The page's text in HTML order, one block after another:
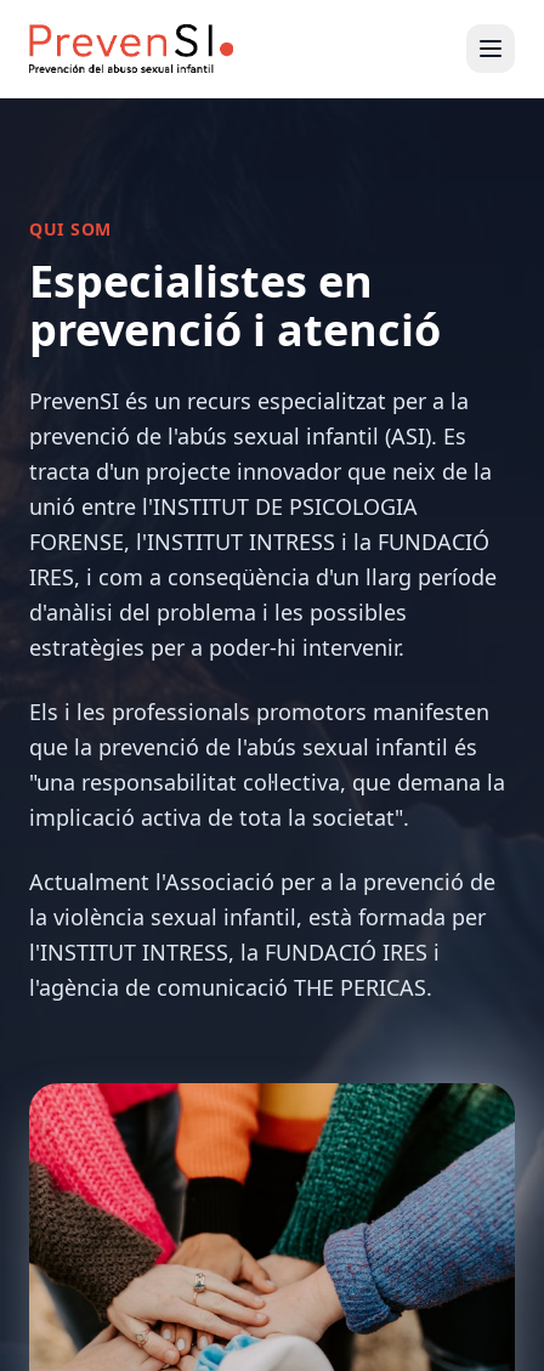
QUI SOM
Especialistes en
prevenció i atenció
PrevenSI és un recurs especialitzat per a la
prevenció de l'abús sexual infantil (ASI). Es
tracta d'un projecte innovador que neix de la
unió entre l'INSTITUT DE PSICOLOGIA
FORENSE, l'INSTITUT INTRESS i la FUNDACIÓ
IRES, i com a conseqüència d'un llarg període
d'anàlisi del problema i les possibles
estratègies per a poder-hi intervenir.
Els i les professionals promotors manifesten
que la prevenció de l'abús sexual infantil és
"una responsabilitat col·lectiva, que demana la
implicació activa de tota la societat".
Actualment l'Associació per a la prevenció de
la violència sexual infantil, està formada per
l'INSTITUT INTRESS, la FUNDACIÓ IRES i
l'agència de comunicació THE PERICAS.